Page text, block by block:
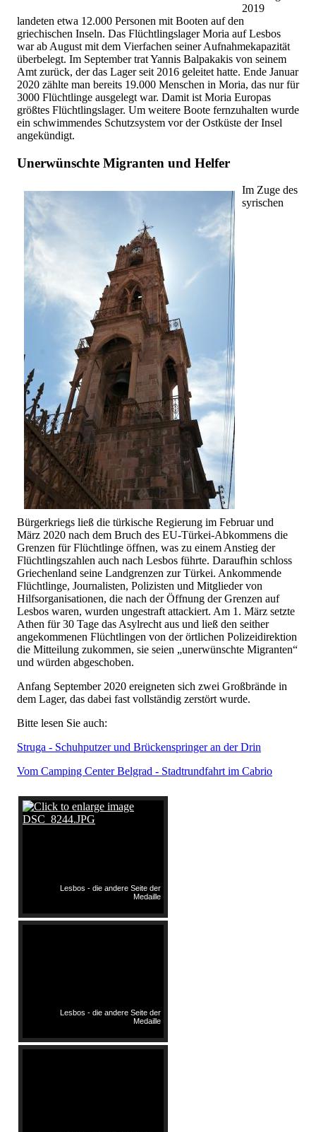
2019
landeten etwa 12.000 Personen mit Booten auf den
griechischen Inseln. Das Flüchtlingslager Moria auf Lesbos
war ab August mit dem Vierfachen seiner Aufnahmekapazität
überbelegt. Im September trat Yannis Balpakakis von seinem
Amt zurück, der das Lager seit 2016 geleitet hatte. Ende Januar
2020 zählte man bereits 19.000 Menschen in Moria, das nur für
3000 Flüchtlinge ausgelegt war. Damit ist Moria Europas
größtes Flüchtlingslager. Um weitere Boote fernzuhalten wurde
ein schwimmendes Schutzsystem vor der Ostküste der Insel
angekündigt.
Unerwünschte Migranten und Helfer
Im Zuge des
syrischen
Bürgerkriegs ließ die türkische Regierung im Februar und
März 2020 nach dem Bruch des EU-Türkei-Abkommens die
Grenzen für Flüchtlinge öffnen, was zu einem Anstieg der
Flüchtlingszahlen auch nach Lesbos führte. Daraufhin schloss
Griechenland seine Landgrenzen zur Türkei. Ankommende
Flüchtlinge, Journalisten, Polizisten und Mitglieder von
Hilfsorganisationen, die nach der Öffnung der Grenzen auf
Lesbos waren, wurden ungestraft attackiert. Am 1. März setzte
Athen für 30 Tage das Asylrecht aus und ließ den seither
angekommenen Flüchtlingen von der örtlichen Polizeidirektion
die Mitteilung zukommen, sie seien „unerwünschte Migranten“
und würden abgeschoben.
Anfang September 2020 ereigneten sich zwei Großbrände in
dem Lager, das dabei fast vollständig zerstört wurde.
Bitte lesen Sie auch:
Struga - Schuhputzer und Brückenspringer an der Drin
Vom Camping Center Belgrad - Stadtrundfahrt im Cabrio
Lesbos - die andere Seite der
Medaille
Lesbos - die andere Seite der
Medaille